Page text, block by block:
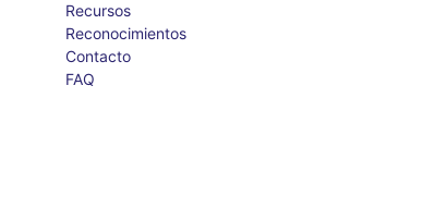
Recursos
Reconocimientos
Contacto
FAQ